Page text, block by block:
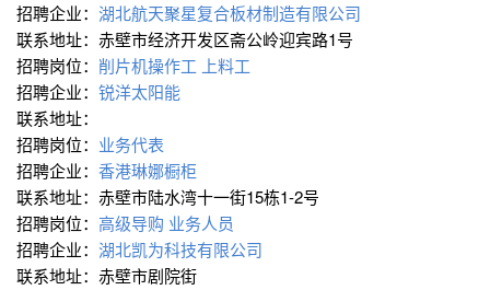
招聘企业： 湖北航天聚星复合板材制造有限公司
联系地址：赤壁市经济开发区斋公岭迎宾路1号
招聘岗位： 削片机操作工 上料工
招聘企业： 锐洋太阳能
联系地址：
招聘岗位： 业务代表
招聘企业： 香港琳娜橱柜
联系地址：赤壁市陆水湾十一街15栋1-2号
招聘岗位： 高级导购 业务人员
招聘企业： 湖北凯为科技有限公司
联系地址：赤壁市剧院街